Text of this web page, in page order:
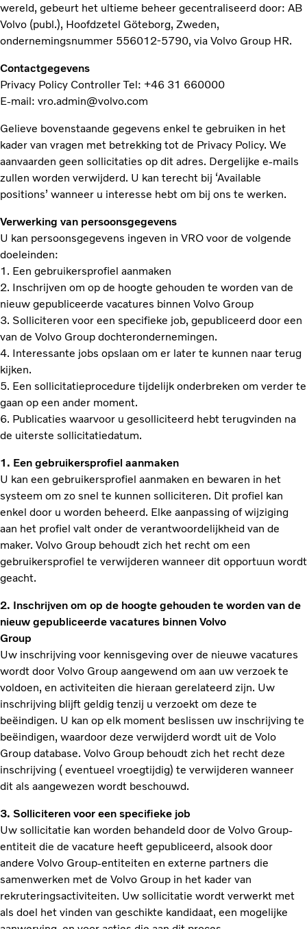
wereld, gebeurt het ultieme beheer gecentraliseerd door: AB
Volvo (publ.), Hoofdzetel Göteborg, Zweden,
ondernemingsnummer 556012-5790, via Volvo Group HR.
Contactgegevens
Privacy Policy Controller Tel: +46 31 660000
E-mail: vro.admin@volvo.com
Gelieve bovenstaande gegevens enkel te gebruiken in het
kader van vragen met betrekking tot de Privacy Policy. We
aanvaarden geen sollicitaties op dit adres. Dergelijke e-mails
zullen worden verwijderd. U kan terecht bij ‘Available
positions’ wanneer u interesse hebt om bij ons te werken.
Verwerking van persoonsgegevens
U kan persoonsgegevens ingeven in VRO voor de volgende
doeleinden:
1. Een gebruikersprofiel aanmaken
2. Inschrijven om op de hoogte gehouden te worden van de
nieuw gepubliceerde vacatures binnen Volvo Group
3. Solliciteren voor een specifieke job, gepubliceerd door een
van de Volvo Group dochterondernemingen.
4. Interessante jobs opslaan om er later te kunnen naar terug
kijken.
5. Een sollicitatieprocedure tijdelijk onderbreken om verder te
gaan op een ander moment.
6. Publicaties waarvoor u gesolliciteerd hebt terugvinden na
de uiterste sollicitatiedatum.
1. Een gebruikersprofiel aanmaken
U kan een gebruikersprofiel aanmaken en bewaren in het
systeem om zo snel te kunnen solliciteren. Dit profiel kan
enkel door u worden beheerd. Elke aanpassing of wijziging
aan het profiel valt onder de verantwoordelijkheid van de
maker. Volvo Group behoudt zich het recht om een
gebruikersprofiel te verwijderen wanneer dit opportuun wordt
geacht.
2. Inschrijven om op de hoogte gehouden te worden van de
nieuw gepubliceerde vacatures binnen Volvo
Group
Uw inschrijving voor kennisgeving over de nieuwe vacatures
wordt door Volvo Group aangewend om aan uw verzoek te
voldoen, en activiteiten die hieraan gerelateerd zijn. Uw
inschrijving blijft geldig tenzij u verzoekt om deze te
beëindigen. U kan op elk moment beslissen uw inschrijving te
beëindigen, waardoor deze verwijderd wordt uit de Volo
Group database. Volvo Group behoudt zich het recht deze
inschrijving ( eventueel vroegtijdig) te verwijderen wanneer
dit als aangewezen wordt beschouwd.
3. Solliciteren voor een specifieke job
Uw sollicitatie kan worden behandeld door de Volvo Group-
entiteit die de vacature heeft gepubliceerd, alsook door
andere Volvo Group-entiteiten en externe partners die
samenwerken met de Volvo Group in het kader van
rekruteringsactiviteiten. Uw sollicitatie wordt verwerkt met
als doel het vinden van geschikte kandidaat, een mogelijke